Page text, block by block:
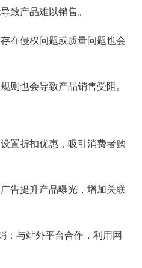
致产品难以销售。
在侵权问题或质量问题也会
则也会导致产品销售受阻。
置折扣优惠，吸引消费者购
告提升产品曝光，增加关联
：与站外平台合作，利用网